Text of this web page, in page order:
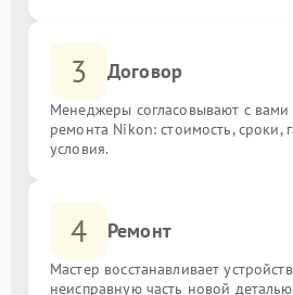
3 Договор
Менеджеры согласовывают с вами
ремонта Nikon: стоимость, сроки,
условия.
4 Ремонт
Мастер восстанавливает
неисправную часть новой